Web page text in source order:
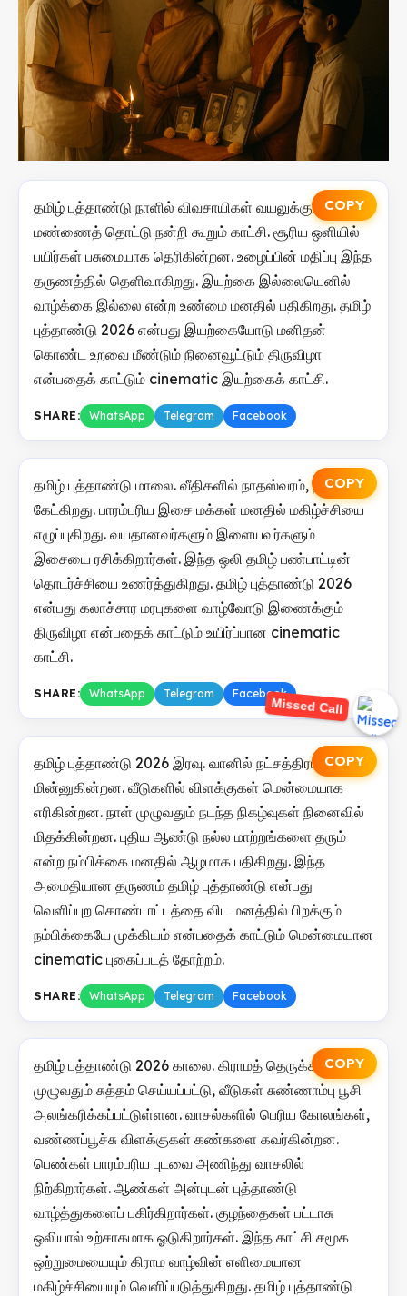
Missed Call
COPY
தமிழ் புத்தாண்டு நாளில் விவசாயிகள் வயலுக்கு சென்று
மண்ணைத் தொட்டு நன்றி கூறும் காட்சி. சூரிய ஒளியில்
பயிர்கள் பசுமையாக தெரிகின்றன. உழைப்பின் மதிப்பு இந்த
தருணத்தில் தெளிவாகிறது. இயற்கை இல்லையெனில்
வாழ்க்கை இல்லை என்ற உண்மை மனதில் பதிகிறது. தமிழ்
புத்தாண்டு 2026 என்பது இயற்கையோடு மனிதன்
கொண்ட உறவை மீண்டும் நினைவூட்டும் திருவிழா
என்பதைக் காட்டும் cinematic இயற்கைக் காட்சி.
SHARE: WhatsApp Telegram Facebook
COPY
தமிழ் புத்தாண்டு மாலை. வீதிகளில் நாதஸ்வரம், தவில் ஒலி
கேட்கிறது. பாரம்பரிய இசை மக்கள் மனதில் மகிழ்ச்சியை
எழுப்புகிறது. வயதானவர்களும் இளையவர்களும்
இசையை ரசிக்கிறார்கள். இந்த ஒலி தமிழ் பண்பாட்டின்
தொடர்ச்சியை உணர்த்துகிறது. தமிழ் புத்தாண்டு 2026
என்பது கலாச்சார மரபுகளை வாழ்வோடு இணைக்கும்
திருவிழா என்பதைக் காட்டும் உயிர்ப்பான cinematic
காட்சி.
SHARE: WhatsApp Telegram Facebook
COPY
தமிழ் புத்தாண்டு 2026 இரவு. வானில் நட்சத்திரங்கள்
மின்னுகின்றன. வீடுகளில் விளக்குகள் மென்மையாக
எரிகின்றன. நாள் முழுவதும் நடந்த நிகழ்வுகள் நினைவில்
மிதக்கின்றன. புதிய ஆண்டு நல்ல மாற்றங்களை தரும்
என்ற நம்பிக்கை மனதில் ஆழமாக பதிகிறது. இந்த
அமைதியான தருணம் தமிழ் புத்தாண்டு என்பது
வெளிப்புற கொண்டாட்டத்தை விட மனத்தில் பிறக்கும்
நம்பிக்கையே முக்கியம் என்பதைக் காட்டும் மென்மையான
cinematic புகைப்படத் தோற்றம்.
SHARE: WhatsApp Telegram Facebook
COPY
தமிழ் புத்தாண்டு 2026 காலை. கிராமத் தெருக்கள்
முழுவதும் சுத்தம் செய்யப்பட்டு, வீடுகள் சுண்ணாம்பு பூசி
அலங்கரிக்கப்பட்டுள்ளன. வாசல்களில் பெரிய கோலங்கள்,
வண்ணப்பூச்சு விளக்குகள் கண்களை கவர்கின்றன.
பெண்கள் பாரம்பரிய புடவை அணிந்து வாசலில்
நிற்கிறார்கள். ஆண்கள் அன்புடன் புத்தாண்டு
வாழ்த்துகளைப் பகிர்கிறார்கள். குழந்தைகள் பட்டாசு
ஒலியால் உற்சாகமாக ஓடுகிறார்கள். இந்த காட்சி சமூக
ஒற்றுமையையும் கிராம வாழ்வின் எளிமையான
மகிழ்ச்சியையும் வெளிப்படுத்துகிறது. தமிழ் புத்தாண்டு